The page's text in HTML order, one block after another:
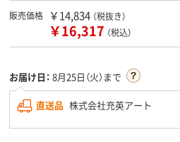
販売価格 ￥14,834 （税抜き）
￥16,317 （税込）
お届け日： 8月25日（火）まで
直送品 株式会社充英アート